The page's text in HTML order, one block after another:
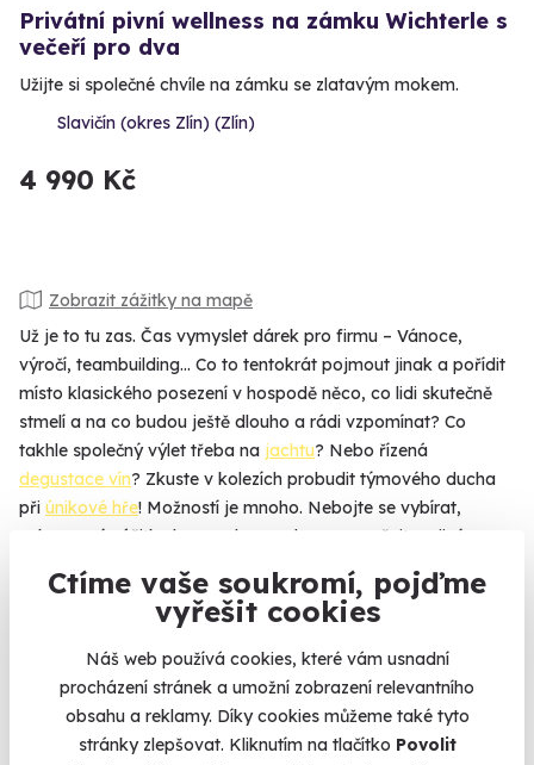
Ctíme vaše soukromí, pojďme
vyřešit cookies
Náš web používá cookies, které vám usnadní
procházení stránek a umožní zobrazení relevantního
obsahu a reklamy. Díky cookies můžeme také tyto
stránky zlepšovat. Kliknutím na tlačítko Povolit
Privátní pivní wellness na zámku Wichterle s
večeří pro dva
Užijte si společné chvíle na zámku se zlatavým mokem.
Slavičín (okres Zlín) (Zlín)
4 990 Kč
Zobrazit zážitky na mapě
Už je to tu zas. Čas vymyslet dárek pro firmu – Vánoce,
výročí, teambuilding... Co to tentokrát pojmout jinak a pořídit
místo klasického posezení v hospodě něco, co lidi skutečně
stmelí a na co budou ještě dlouho a rádi vzpomínat? Co
takhle společný výlet třeba na jachtu? Nebo řízená
degustace vín? Zkuste v kolezích probudit týmového ducha
při únikové hře! Možností je mnoho. Nebojte se vybírat,
zakoupené zážitky lze snadno a zdarma vyměnit za jiné.
Chcete vaše logo na dárkovou krabičku nebo vlastní
věnování? Více najdete na webuZážitky pro firmy.
heureka.cz máme
96% spokojenost zákazníků.